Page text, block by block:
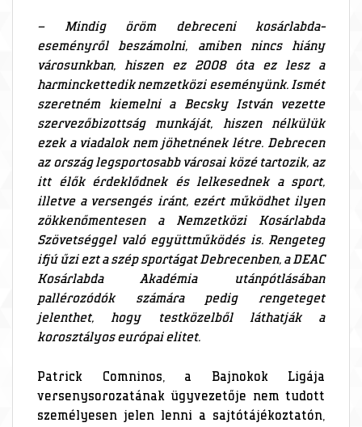
– Mindig öröm debreceni kosárlabda-
eseményről beszámolni, amiben nincs hiány
városunkban, hiszen ez 2008 óta ez lesz a
harminckettedik nemzetközi eseményünk. Ismét
szeretném kiemelni a Becsky István vezette
szervezőbizottság munkáját, hiszen nélkülük
ezek a viadalok nem jöhetnének létre. Debrecen
az ország legsportosabb városai közé tartozik, az
itt élők érdeklődnek és lelkesednek a sport,
illetve a versengés iránt, ezért működhet ilyen
zökkenőmentesen a Nemzetközi Kosárlabda
Szövetséggel való együttműködés is. Rengeteg
ifjú űzi ezt a szép sportágat Debrecenben, a DEAC
Kosárlabda Akadémia utánpótlásában
pallérozódók számára pedig rengeteget
jelenthet, hogy testközelből láthatják a
korosztályos európai elitet.
Patrick Comninos, a Bajnokok Ligája
versenysorozatának ügyvezetője nem tudott
személyesen jelen lenni a sajtótájékoztatón,